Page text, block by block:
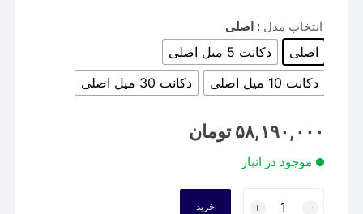
انتخاب مدل : اصلی
اصلی
دکانت 5 میل اصلی
دکانت 10 میل اصلی
دکانت 30 میل اصلی
۵۸,۱۹۰,۰۰۰ تومان
موجود در انبار
خرید